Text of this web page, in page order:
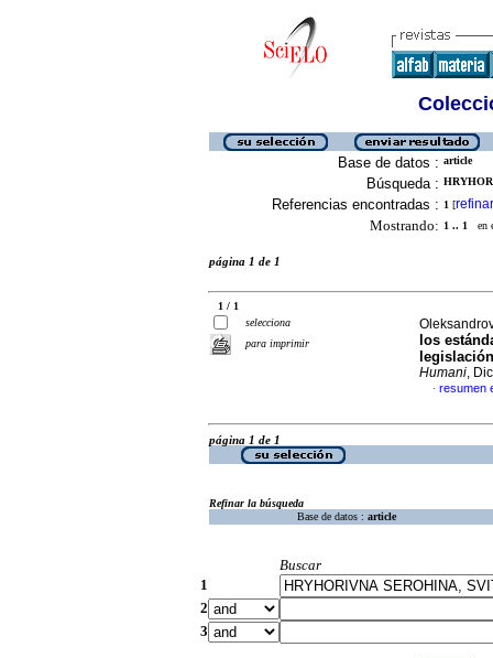
Base de datos : article
Búsqueda :
Referencias encontradas : 1 [refinar
Mostrando: 1 .. 1 en
página 1 de 1
1 / 1
selecciona
para imprimir
los
Humani,
· resumen
página 1 de 1
Refinar la búsqueda
Base de datos : article
Buscar
1
2
3